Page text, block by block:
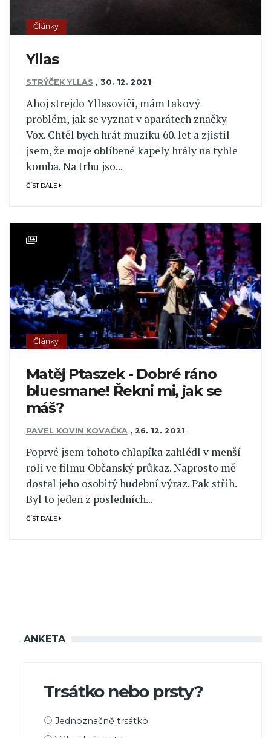
Články
Yllas
STRÝČEK YLLAS , 30. 12. 2021
Ahoj strejdo Yllasoviči, mám takový
problém, jak se vyznat v aparátech značky
Vox. Chtěl bych hrát muziku 60. let a zjistil
jsem, že moje oblíbené kapely hrály na tyhle
komba. Na trhu jso...
ČÍST DÁLE
Články
Matěj Ptaszek - Dobré ráno
bluesmane! Řekni mi, jak se
máš?
PAVEL KOVIN KOVAČKA , 26. 12. 2021
Poprvé jsem tohoto chlapíka zahlédl v menší
roli ve filmu Občanský průkaz. Naprosto mě
dostal jeho osobitý hudební výraz. Pak střih.
Byl to jeden z posledních...
ČÍST DÁLE
ANKETA
Trsátko nebo prsty?
Možnosti
Jednoznačně trsátko